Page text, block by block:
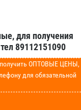
для получения
89112151090
ОПТОВЫЕ ЦЕНЫ,
для обязательной